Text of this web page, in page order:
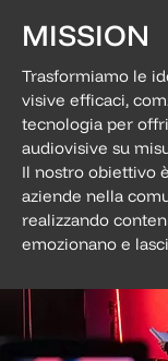
MISSION
Trasformiamo le
visive efficaci,
tecnologia per
audiovisive su
Il nostro obiettivo
aziende nella
realizzando
emozionano e